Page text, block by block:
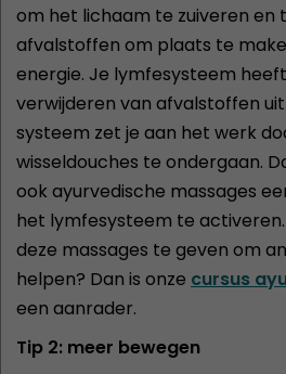
om het lichaam te zuiveren en
afvalstoffen om plaats te
energie. Je lymfesysteem
verwijderen van afvalstoffen
systeem zet je aan het werk
wisseldouches te ondergaan.
ook ayurvedische massages
het lymfesysteem te
deze massages te geven om
helpen? Dan is onze cursus
een aanrader.
Tip 2: meer bewegen